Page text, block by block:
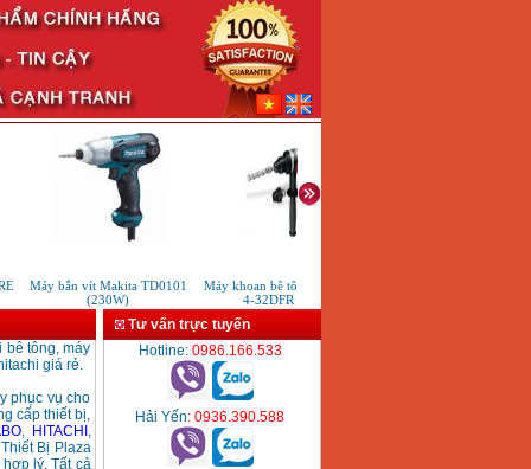
Máy bắn vít Makita TD0101
(230W)
Máy khoan bê tông Bosch GBH
4-32DFR (900W)
bê tông, máy
giá rẻ.
phục vụ cho
cấp thiết bị,
, HITACHI ,
Bị Plaza
lý. Tất cả
Tư vấn trực tuyến
Hotline: 0986.166.533
Hải Yến: 0936.390.588